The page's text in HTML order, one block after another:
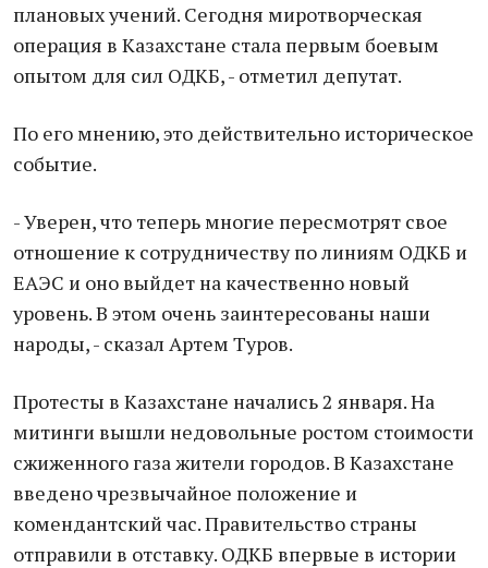
плановых учений. Сегодня миротворческая
операция в Казахстане стала первым боевым
опытом для сил ОДКБ, - отметил депутат.
По его мнению, это действительно историческое
событие. ⠀
- Уверен, что теперь многие пересмотрят свое
отношение к сотрудничеству по линиям ОДКБ и
ЕАЭС и оно выйдет на качественно новый
уровень. В этом очень заинтересованы наши
народы, - сказал Артем Туров.
Протесты в Казахстане начались 2 января. На
митинги вышли недовольные ростом стоимости
сжиженного газа жители городов. В Казахстане
введено чрезвычайное положение и
комендантский час. Правительство страны
отправили в отставку. ОДКБ впервые в истории